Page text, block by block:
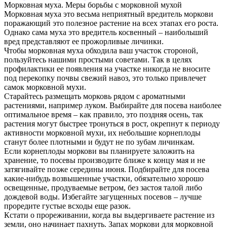
Морковная муха. Меры борьбы с морковной мухой
Морковная муха это весьма неприятный вредитель моркови
поражающий это полезное растение на всех этапах его роста.
Однако сама муха это вредитель косвенный – наибольший
вред представляют ее прожорливые личинки.
Чтобы морковная муха обходила ваш участок стороной,
пользуйтесь нашими простыми советами. Так в целях
профилактики ее появления на участке никогда не вносите
под перекопку почвы свежий навоз, это только привлечет
самок морковной мухи.
Старайтесь размещать морковь рядом с ароматными
растениями, например луком. Выбирайте для посева наиболее
оптимальное время – как правило, это поздняя осень, так
растения могут быстрее тронуться в рост, окрепнут к периоду
активности морковной мухи, их небольшие корнеплоды
станут более плотными и будут не по зубам личинкам.
Если корнеплоды моркови вы планируете заложить на
хранение, то посевы производите ближе к концу мая и не
затягивайте позже середины июня. Подбирайте для посева
какие-нибудь возвышенные участки, обязательно хорошо
освещенные, продуваемые ветром, без застоя талой либо
дождевой воды. Избегайте загущенных посевов – лучше
проредите густые всходы еще разок.
Кстати о прореживании, когда вы выдергиваете растение из
земли, оно начинает пахнуть. Запах моркови для морковной